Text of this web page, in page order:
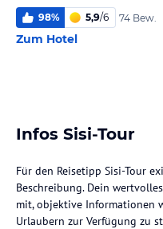
98% 5,9/6 74 Bew.
Zum Hotel
Infos Sisi-Tour
Für den Reisetipp Sisi-Tour
Beschreibung. Dein
mit, objektive Informationen
Urlaubern zur Verfügung zu